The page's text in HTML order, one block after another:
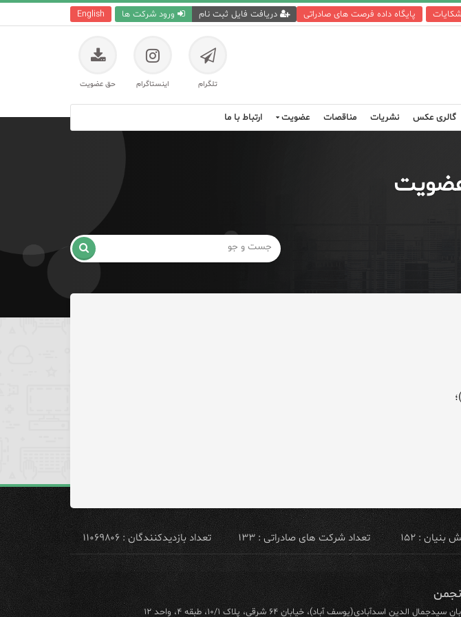
English ورود شرکت ها دریافت فایل ثبت نام پایگاه داده فرصت های صادراتی
تلگرام اینستاگرام حق عضویت
گالری عکس نشریات مناقصات عضویت ارتباط با ما

: ۱۵۲ تعداد شرکت های صادراتی : ۱۳۳ تعداد بازدیدکنندگان : ۱۱۰۶۹۸۰۶
الدین اسدآبادی(یوسف آباد)، خیابان ۶۴ شرقی، پلاک ۱۰/۱، طبقه ۴، واحد ۱۲